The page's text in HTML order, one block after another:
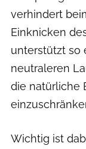
verhindert
Einknicken
unterstützt so
neutraleren
die natürliche
Wichtig ist